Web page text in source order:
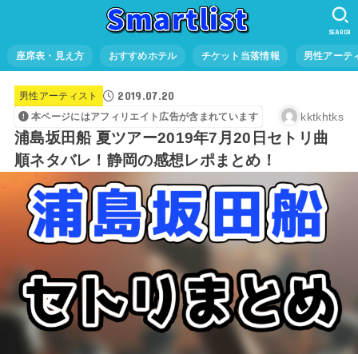
座席表・見え方 おすすめホテル チケット当落情報 男性アーテ
SEARCH
男性アーティスト 2019.07.20
本ページにはアフィリエイト広告が含まれています kktkhtks
浦島坂田船 夏ツアー2019年7月20日セトリ曲
順ネタバレ！静岡の感想レポまとめ！